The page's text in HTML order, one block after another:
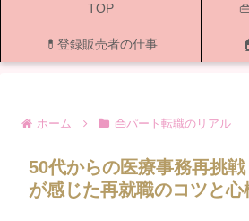
TOP
💊登録販売者の仕事
ホーム 👜パート転職のリアル
50代からの医療事務再挑
が感じた再就職のコツと心